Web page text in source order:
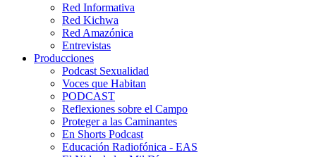
Red Informativa
Red Kichwa
Red Amazónica
Entrevistas
Producciones
Podcast Sexualidad
Voces que Habitan
PODCAST
Reflexiones sobre el Campo
Proteger a las Caminantes
En Shorts Podcast
Educación Radiofónica - EAS